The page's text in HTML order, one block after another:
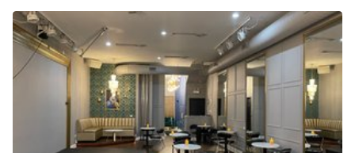
Livello strada
Luce Diurna
Magazzino
Parcheggio privato
Piano terra